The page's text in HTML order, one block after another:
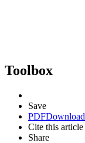
Toolbox
Save
PDFDownload
Cite this article
Share